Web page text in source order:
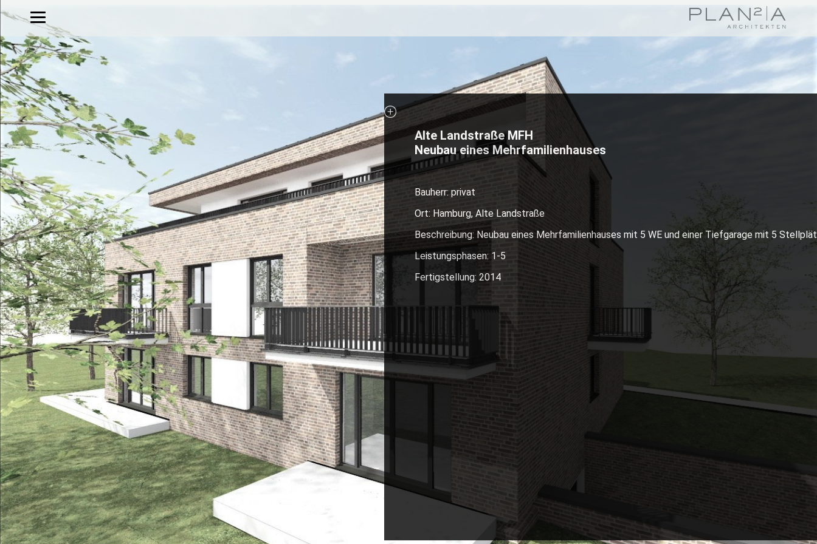
Alte Landstraße MFH
Neubau eines Mehrfamilienhauses
Bauherr: privat
Ort: Hamburg, Alte Landstraße
Beschreibung: Neubau eines Mehrfamilienhauses mit 5 WE und einer Tiefgarage mit 5
Leistungsphasen: 1-5
Fertigstellung: 2014